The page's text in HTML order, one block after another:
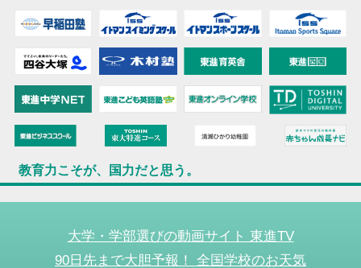
教育力こそが、国力だと思う。
大学・学部選びの動画サイト 東進TV
90日先まで大胆予報！ 全国学校のお天気